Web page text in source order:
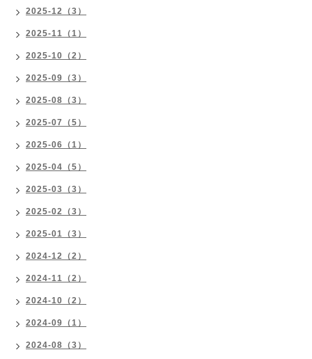
2025-12（3）
2025-11（1）
2025-10（2）
2025-09（3）
2025-08（3）
2025-07（5）
2025-06（1）
2025-04（5）
2025-03（3）
2025-02（3）
2025-01（3）
2024-12（2）
2024-11（2）
2024-10（2）
2024-09（1）
2024-08（3）